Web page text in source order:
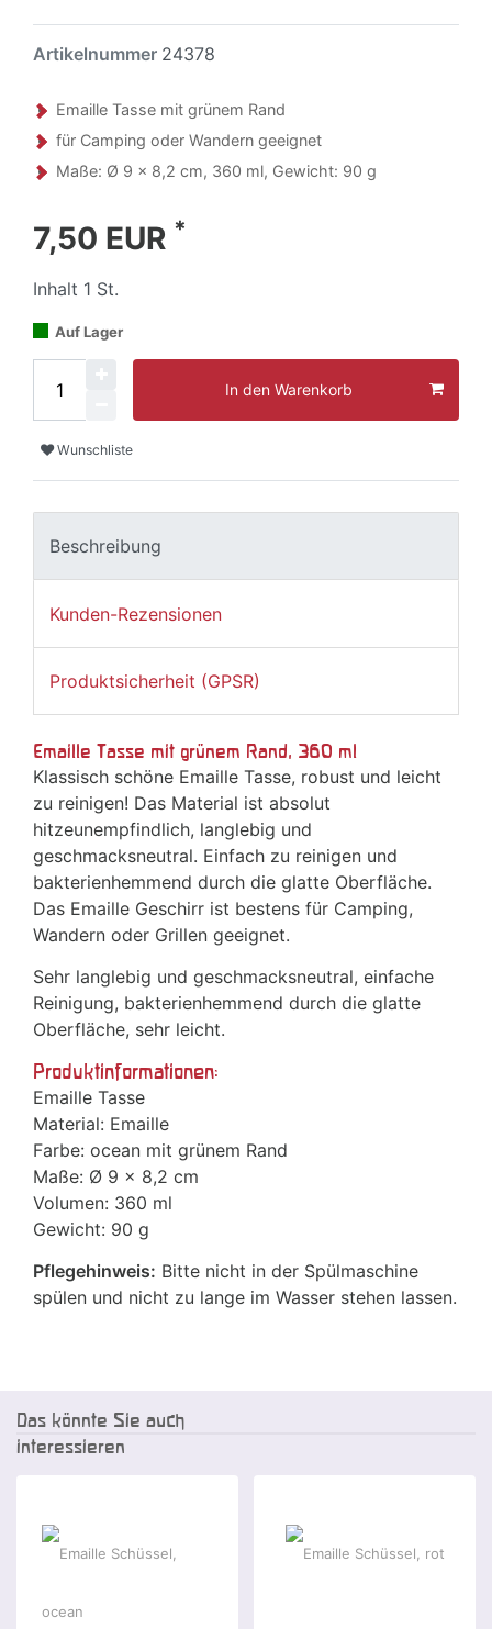
Artikelnummer 24378
Emaille Tasse mit grünem Rand
für Camping oder Wandern geeignet
Maße: Ø 9 x 8,2 cm, 360 ml, Gewicht: 90 g
7,50 EUR *
Inhalt 1 St.
Auf Lager
In den Warenkorb
Wunschliste
Beschreibung
Kunden-Rezensionen
Produktsicherheit (GPSR)
Emaille Tasse mit grünem Rand, 360 ml
Klassisch schöne Emaille Tasse, robust und leicht
zu reinigen! Das Material ist absolut
hitzeunempfindlich, langlebig und
geschmacksneutral. Einfach zu reinigen und
bakterienhemmend durch die glatte Oberfläche.
Das Emaille Geschirr ist bestens für Camping,
Wandern oder Grillen geeignet.
Sehr langlebig und geschmacksneutral, einfache
Reinigung, bakterienhemmend durch die glatte
Oberfläche, sehr leicht.
Produktinformationen:
Emaille Tasse
Material: Emaille
Farbe: ocean mit grünem Rand
Maße: Ø 9 x 8,2 cm
Volumen: 360 ml
Gewicht: 90 g
Pflegehinweis: Bitte nicht in der Spülmaschine
spülen und nicht zu lange im Wasser stehen lassen.
Das könnte Sie auch
interessieren